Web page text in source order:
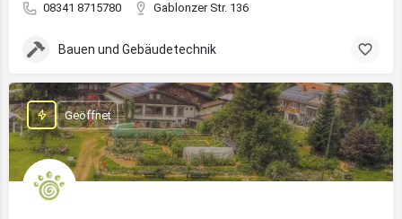
08341 8715780 Gablonzer Str. 136
Bauen und Gebäudetechnik
Geöffnet